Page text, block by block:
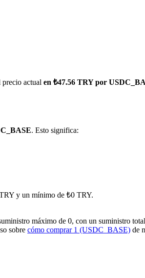
precio actual en ₺47.56 TRY por
. Esto significa:
y un mínimo de ₺0 TRY.
máximo de 0, con un suministro
sobre cómo comprar 1 (USDC_BASE) de